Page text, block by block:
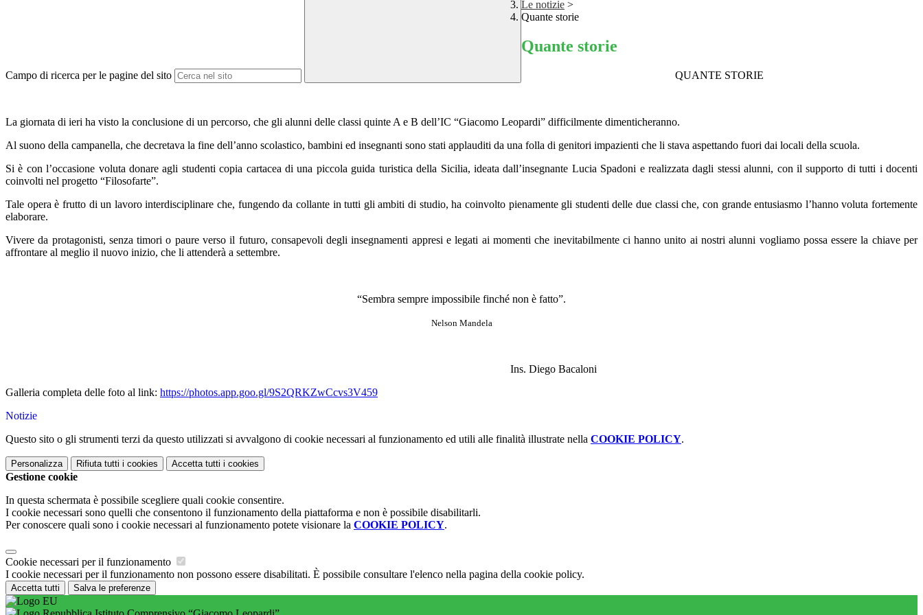
Campo di ricerca per le pagine del sito
Le notizie >
Quante storie
Quante storie
QUANTE STORIE
La giornata di ieri ha visto la conclusione di un percorso, che gli alunni delle classi quinte A e B dell’IC “Giacomo Leopardi” difficilmente dimenticheranno.
Al suono della campanella, che decretava la fine dell’anno scolastico, bambini ed insegnanti sono stati applauditi da una folla di genitori impazienti che li stava aspettando fuori dai locali della scuola.
Si è con l’occasione voluta donare agli studenti copia cartacea di una piccola guida turistica della Sicilia, ideata dall’insegnante Lucia Spadoni e realizzata dagli stessi alunni, con il supporto di tutti i docenti
coinvolti nel progetto “Filosofarte”.
Tale opera è frutto di un lavoro interdisciplinare che, fungendo da collante in tutti gli ambiti di studio, ha coinvolto pienamente gli studenti delle due classi che, con grande entusiasmo l’hanno voluta fortemente
elaborare.
Vivere da protagonisti, senza timori o paure verso il futuro, consapevoli degli insegnamenti appresi e legati ai momenti che inevitabilmente ci hanno unito ai nostri alunni vogliamo possa essere la chiave per
affrontare al meglio il nuovo inizio, che li attenderà a settembre.
“Sembra sempre impossibile finché non è fatto”.
Nelson Mandela
Ins. Diego Bacaloni
Galleria completa delle foto al link: https://photos.app.goo.gl/9S2QRKZwCcvs3V459
Notizie
Questo sito o gli strumenti terzi da questo utilizzati si avvalgono di cookie necessari al funzionamento ed utili alle finalità illustrate nella COOKIE POLICY.
Personalizza Rifiuta tutti i cookies Accetta tutti i cookies
Gestione cookie
In questa schermata è possibile scegliere quali cookie consentire.
I cookie necessari sono quelli che consentono il funzionamento della piattaforma e non è possibile disabilitarli.
Per conoscere quali sono i cookie necessari al funzionamento potete visionare la COOKIE POLICY.
Cookie necessari per il funzionamento
I cookie necessari per il funzionamento non possono essere disabilitati. È possibile consultare l'elenco nella pagina della cookie policy.
Accetta tutti Salva le preferenze